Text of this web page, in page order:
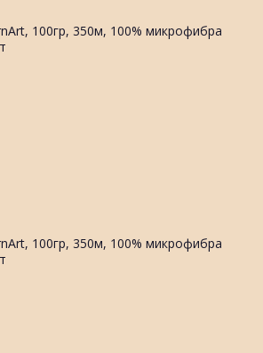
100гр, 350м, 100% микрофибра
100гр, 350м, 100% микрофибра